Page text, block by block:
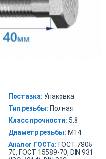
Поставка: Упаковка
Тип резьбы: Полная
Класс прочности: 5.8
Диаметр резьбы: М14
Аналог ГОСТа: ГОСТ 7805-
70, ГОСТ 15589-70, DIN 931